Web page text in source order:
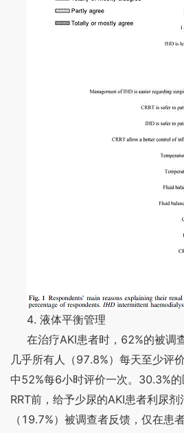
4. 液体平衡管理
在治疗AKI患者时， 62%的被调
几乎所有人（97.8%）每天至少评
中52%每6小时评价一次。 30.3%
RRT前，给予少尿的AKI患者利尿剂
（ 19.7%）被调查者反馈，仅在患